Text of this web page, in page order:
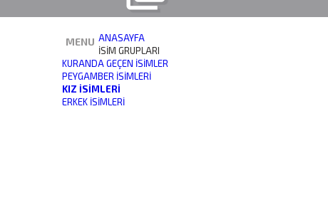
MENU ANASAYFA
İSİM GRUPLARI
KURANDA GEÇEN İSIMLER
PEYGAMBER İSIMLERI
KIZ İSIMLERI
ERKEK İSIMLERI